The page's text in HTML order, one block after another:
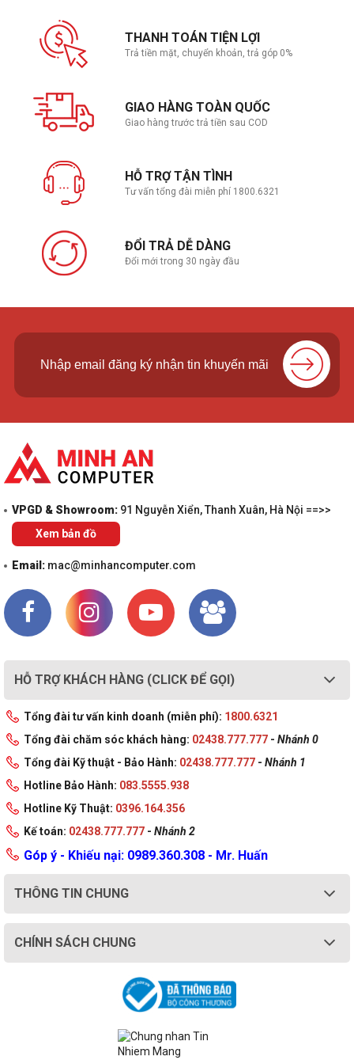
THANH TOÁN TIỆN LỢI
Trả tiền mặt, chuyển khoản, trả góp 0%
GIAO HÀNG TOÀN QUỐC
Giao hàng trước trả tiền sau COD
HỖ TRỢ TẬN TÌNH
Tư vấn tổng đài miễn phí 1800.6321
ĐỔI TRẢ DỄ DÀNG
Đổi mới trong 30 ngày đầu
VPGD & Showroom: 91 Nguyễn Xiển, Thanh Xuân, Hà Nội ==>>
Xem bản đồ
Email: mac@minhancomputer.com
HỖ TRỢ KHÁCH HÀNG (CLICK ĐỂ GỌI)
Tổng đài tư vấn kinh doanh (miễn phí): 1800.6321
Tổng đài chăm sóc khách hàng: 02438.777.777 - Nhánh 0
Tổng đài Kỹ thuật - Bảo Hành: 02438.777.777 - Nhánh 1
Hotline Bảo Hành: 083.5555.938
Hotline Kỹ Thuật: 0396.164.356
Kế toán: 02438.777.777 - Nhánh 2
Góp ý - Khiếu nại: 0989.360.308 - Mr. Huấn
THÔNG TIN CHUNG
CHÍNH SÁCH CHUNG